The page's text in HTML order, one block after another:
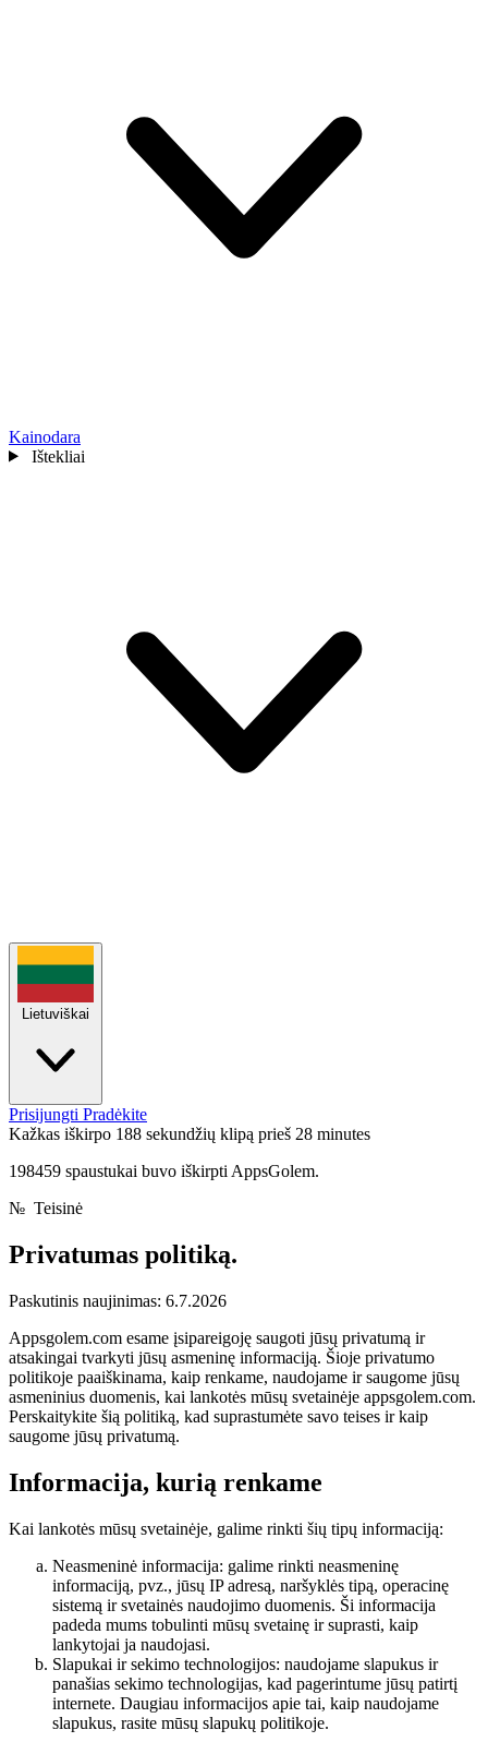
Kainodara
Ištekliai
Lietuviškai
Prisijungti Pradėkite
Kažkas iškirpo 188 sekundžių klipą prieš 28 minutes
198459 spaustukai buvo iškirpti AppsGolem.
№ Teisinė
Privatumas politiką.
Paskutinis naujinimas: 6.7.2026
Appsgolem.com esame įsipareigoję saugoti jūsų privatumą ir
atsakingai tvarkyti jūsų asmeninę informaciją. Šioje privatumo
politikoje paaiškinama, kaip renkame, naudojame ir saugome jūsų
asmeninius duomenis, kai lankotės mūsų svetainėje appsgolem.com.
Perskaitykite šią politiką, kad suprastumėte savo teises ir kaip
saugome jūsų privatumą.
Informacija, kurią renkame
Kai lankotės mūsų svetainėje, galime rinkti šių tipų informaciją:
Neasmeninė informacija: galime rinkti neasmeninę
informaciją, pvz., jūsų IP adresą, naršyklės tipą, operacinę
sistemą ir svetainės naudojimo duomenis. Ši informacija
padeda mums tobulinti mūsų svetainę ir suprasti, kaip
lankytojai ja naudojasi.
Slapukai ir sekimo technologijos: naudojame slapukus ir
panašias sekimo technologijas, kad pagerintume jūsų patirtį
internete. Daugiau informacijos apie tai, kaip naudojame
slapukus, rasite mūsų slapukų politikoje.